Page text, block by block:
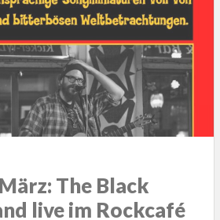
The Black
live im Rockcafé